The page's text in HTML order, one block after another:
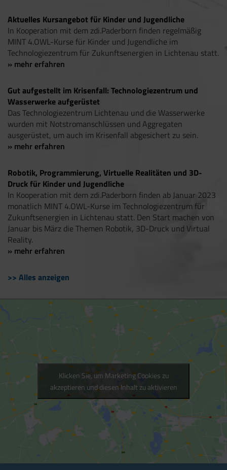
Aktuelles Kursangebot für Kinder und Jugendliche
In Kooperation mit dem zdi.Paderborn finden regelmäßig
MINT 4.OWL-Kurse für Kinder und Jugendliche im
Technologiezentrum für Zukunftsenergien in Lichtenau statt.
» mehr erfahren
Gut aufgestellt im Krisenfall: Technologiezentrum und
Wasserwerke aufgerüstet
Das Technologiezentrum Lichtenau und die Wasserwerke
wurden mit Notstromanschlüssen und Aggregaten
ausgerüstet, um auch im Krisenfall abgesichert zu sein.
» mehr erfahren
Robotik, Programmierung, Virtuelle Realitäten und 3D-
Druck für Kinder und Jugendliche
In Kooperation mit dem zdi.Paderborn finden ab Januar 2023
monatlich MINT 4.OWL-Kurse im Technologiezentrum für
Zukunftsenergien in Lichtenau statt. Den Start machen von
Januar bis März die Themen Robotik, 3D-Druck und Virtual
Reality.
» mehr erfahren
>> Alles anzeigen
Klicken Sie, um Marketing Cookies zu
akzeptieren und diesen Inhalt zu aktivieren